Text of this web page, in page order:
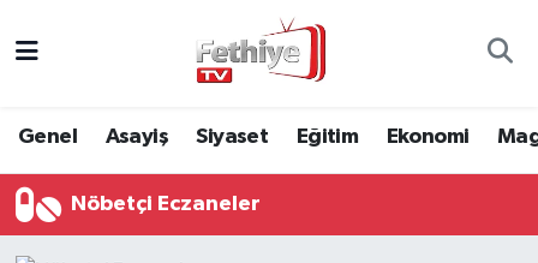
Genel Asayiş Siyaset Eğitim Ekonomi
Nöbetçi Eczaneler
Asayiş
Muğla Hava Durumu
Muğla Namaz Vakitleri